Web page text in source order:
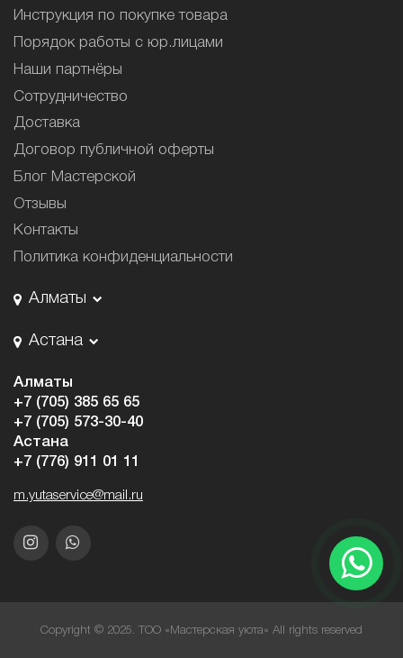
Инструкция по покупке товара
Порядок работы с юр.лицами
Наши партнёры
Сотрудничество
Доставка
Договор публичной оферты
Блог Мастерской
Отзывы
Контакты
Политика конфиденциальности
Алматы
Астана
Алматы
+7 (705) 385 65 65
+7 (705) 573-30-40
Астана
+7 (776) 911 01 11
m.yutaservice@mail.ru
Copyright © 2025. ТОО «Мастерская уюта» All rights reserved